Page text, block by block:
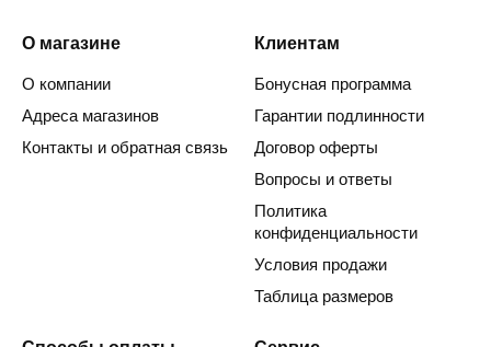
О магазине
О компании
Адреса магазинов
Контакты и обратная связь
Клиентам
Бонусная программа
Гарантии подлинности
Договор оферты
Вопросы и ответы
Политика
конфиденциальности
Условия продажи
Таблица размеров